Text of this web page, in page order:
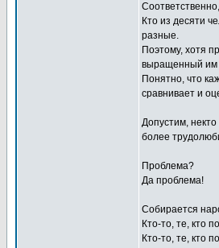
Кто из десяти
разные.
Поэтому, хотя
выращенный им
Понятно, что
сравнивает и
Допустим,
более
Проблема?
Да проблема!
Собирается
Кто-то, те, кто
Кто-то, те, кто